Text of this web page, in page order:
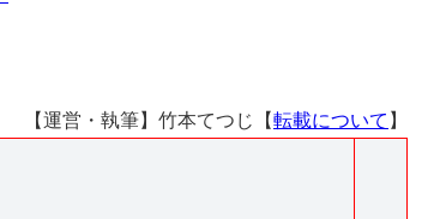
【運営・執筆】竹本てつじ【転載について 】